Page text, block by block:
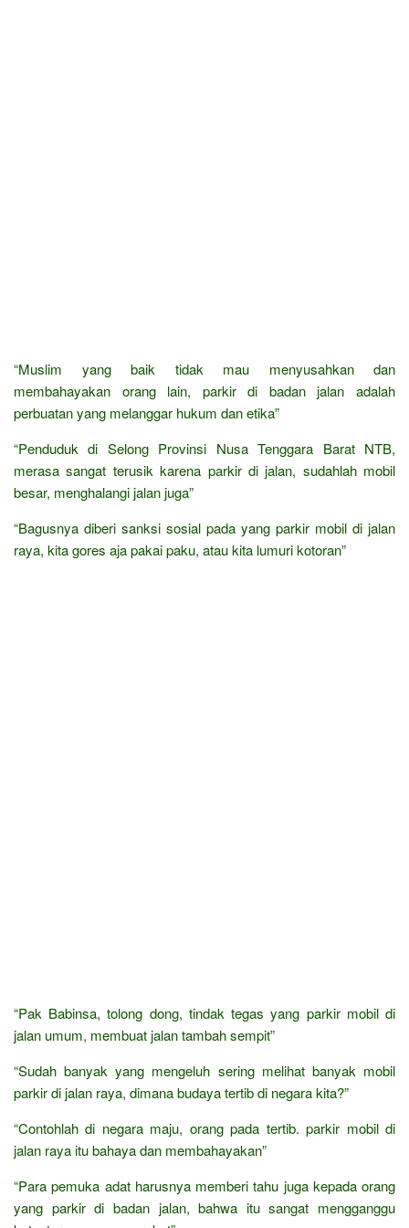
“Muslim yang baik tidak mau menyusahkan dan
membahayakan orang lain, parkir di badan jalan adalah
perbuatan yang melanggar hukum dan etika”
“Penduduk di Selong Provinsi Nusa Tenggara Barat NTB,
merasa sangat terusik karena parkir di jalan, sudahlah mobil
besar, menghalangi jalan juga”
“Bagusnya diberi sanksi sosial pada yang parkir mobil di jalan
raya, kita gores aja pakai paku, atau kita lumuri kotoran”
“Pak Babinsa, tolong dong, tindak tegas yang parkir mobil di
jalan umum, membuat jalan tambah sempit”
“Sudah banyak yang mengeluh sering melihat banyak mobil
parkir di jalan raya, dimana budaya tertib di negara kita?”
“Contohlah di negara maju, orang pada tertib. parkir mobil di
jalan raya itu bahaya dan membahayakan”
“Para pemuka adat harusnya memberi tahu juga kepada orang
yang parkir di badan jalan, bahwa itu sangat mengganggu